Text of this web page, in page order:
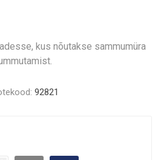
kus nõutakse sammumüra
92821